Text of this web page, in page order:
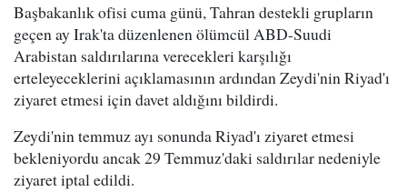
Başbakanlık ofisi cuma günü, Tahran destekli grupların
geçen ay Irak'ta düzenlenen ölümcül ABD-Suudi
Arabistan saldırılarına verecekleri karşılığı
erteleyeceklerini açıklamasının ardından Zeydi'nin Riyad'ı
ziyaret etmesi için davet aldığını bildirdi.
Zeydi'nin temmuz ayı sonunda Riyad'ı ziyaret etmesi
bekleniyordu ancak 29 Temmuz'daki saldırılar nedeniyle
ziyaret iptal edildi.